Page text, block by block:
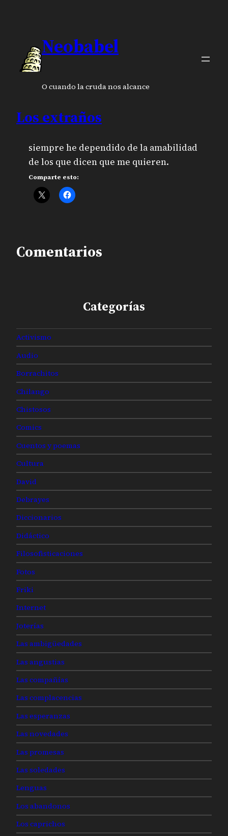
Neobabel
O cuando la cruda nos alcance
Los extraños
siempre he dependido de la amabilidad
de los que dicen que me quieren.
Comparte esto:
Comentarios
Categorías
Activismo
Audio
Borrachitos
Chilango
Chistosos
Comics
Cuentos y poemas
Cultura
David
Debrayes
Diccionarios
Didáctico
Filosofisticaciones
Fotos
Friki
Internet
Joterías
Las ambigüedades
Las angustias
Las compañías
Las complacencias
Las esperanzas
Las novedades
Las promesas
Las soledades
Lenguas
Los abandonos
Los caprichos